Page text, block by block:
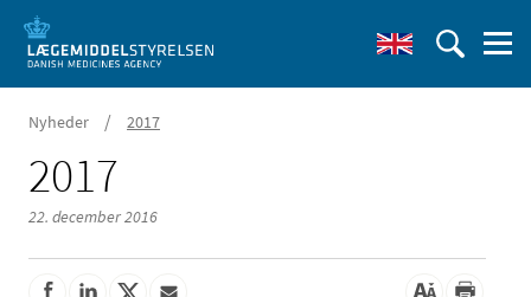
Nyheder / 2017
2017
22. december 2016